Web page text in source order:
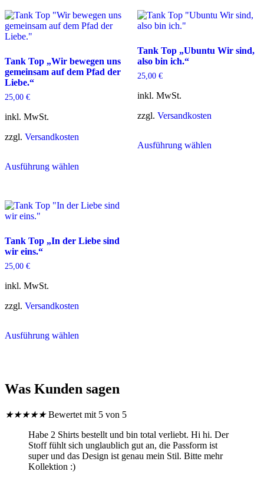
Tank Top „Wir bewegen uns
gemeinsam auf dem Pfad der
Liebe.“
25,00 €
inkl. MwSt.
zzgl. Versandkosten
Ausführung wählenProdukt
auf.
können
Tank Top „Ubuntu Wir sind,
also bin ich.“
25,00 €
inkl. MwSt.
zzgl. Versandkosten
Ausführung wählenProdukt
Tank Top „In der Liebe sind
wir eins.“
25,00 €
inkl. MwSt.
zzgl. Versandkosten
Ausführung wählenProdukt
Die
Optionen
können
auf
der
Produktseite
gewählt
werden
Was Kunden sagen
★★★★★ Bewertet mit 5 von 5
Habe 2 Shirts bestellt und bin total verliebt. Hi hi. Der
Stoff fühlt sich unglaublich gut an, die Passform ist
super und das Design ist genau mein Stil. Bitte mehr
Kollektion :)